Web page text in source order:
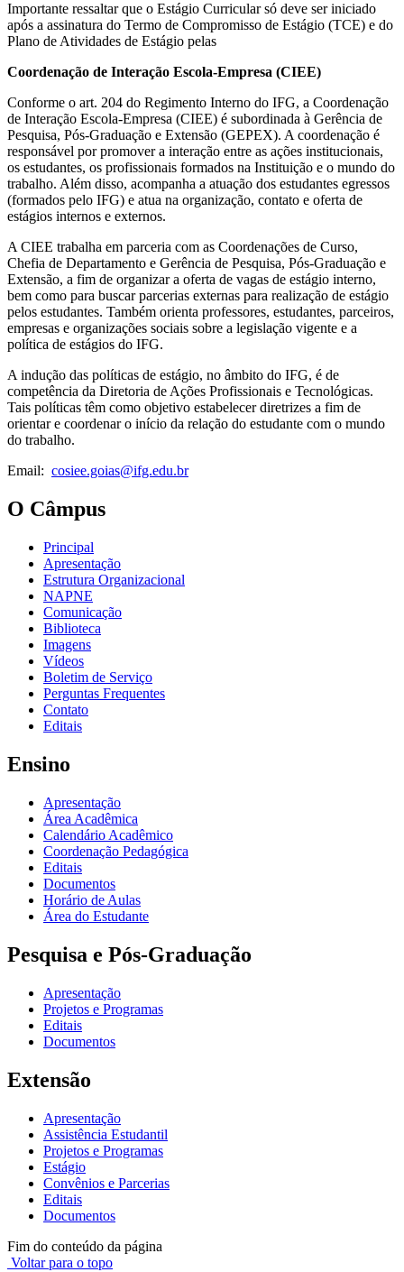
Importante ressaltar que o Estágio Curricular só deve ser iniciado
após a assinatura do Termo de Compromisso de Estágio (TCE) e do
Plano de Atividades de Estágio pelas
Coordenação de Interação Escola-Empresa (CIEE)
Conforme o art. 204 do Regimento Interno do IFG, a Coordenação
de Interação Escola-Empresa (CIEE) é subordinada à Gerência de
Pesquisa, Pós-Graduação e Extensão (GEPEX). A coordenação é
responsável por promover a interação entre as ações institucionais,
os estudantes, os profissionais formados na Instituição e o mundo do
trabalho. Além disso, acompanha a atuação dos estudantes egressos
(formados pelo IFG) e atua na organização, contato e oferta de
estágios internos e externos.
A CIEE trabalha em parceria com as Coordenações de Curso,
Chefia de Departamento e Gerência de Pesquisa, Pós-Graduação e
Extensão, a fim de organizar a oferta de vagas de estágio interno,
bem como para buscar parcerias externas para realização de estágio
pelos estudantes. Também orienta professores, estudantes, parceiros,
empresas e organizações sociais sobre a legislação vigente e a
política de estágios do IFG.
A indução das políticas de estágio, no âmbito do IFG, é de
competência da Diretoria de Ações Profissionais e Tecnológicas.
Tais políticas têm como objetivo estabelecer diretrizes a fim de
orientar e coordenar o início da relação do estudante com o mundo
do trabalho.
Email: cosiee.goias@ifg.edu.br
O Câmpus
Principal
Apresentação
Estrutura Organizacional
NAPNE
Comunicação
Biblioteca
Imagens
Vídeos
Boletim de Serviço
Perguntas Frequentes
Contato
Editais
Ensino
Apresentação
Área Acadêmica
Calendário Acadêmico
Coordenação Pedagógica
Editais
Documentos
Horário de Aulas
Área do Estudante
Pesquisa e Pós-Graduação
Apresentação
Projetos e Programas
Editais
Documentos
Extensão
Apresentação
Assistência Estudantil
Projetos e Programas
Estágio
Convênios e Parcerias
Editais
Documentos
Fim do conteúdo da página
Voltar para o topo